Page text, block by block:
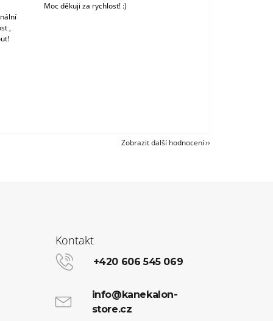
,
Moc děkuji za rychlost! :)
Zobrazit další hodnocení
Kontakt
+420 606 545 069
info@kanekalon-
store.cz